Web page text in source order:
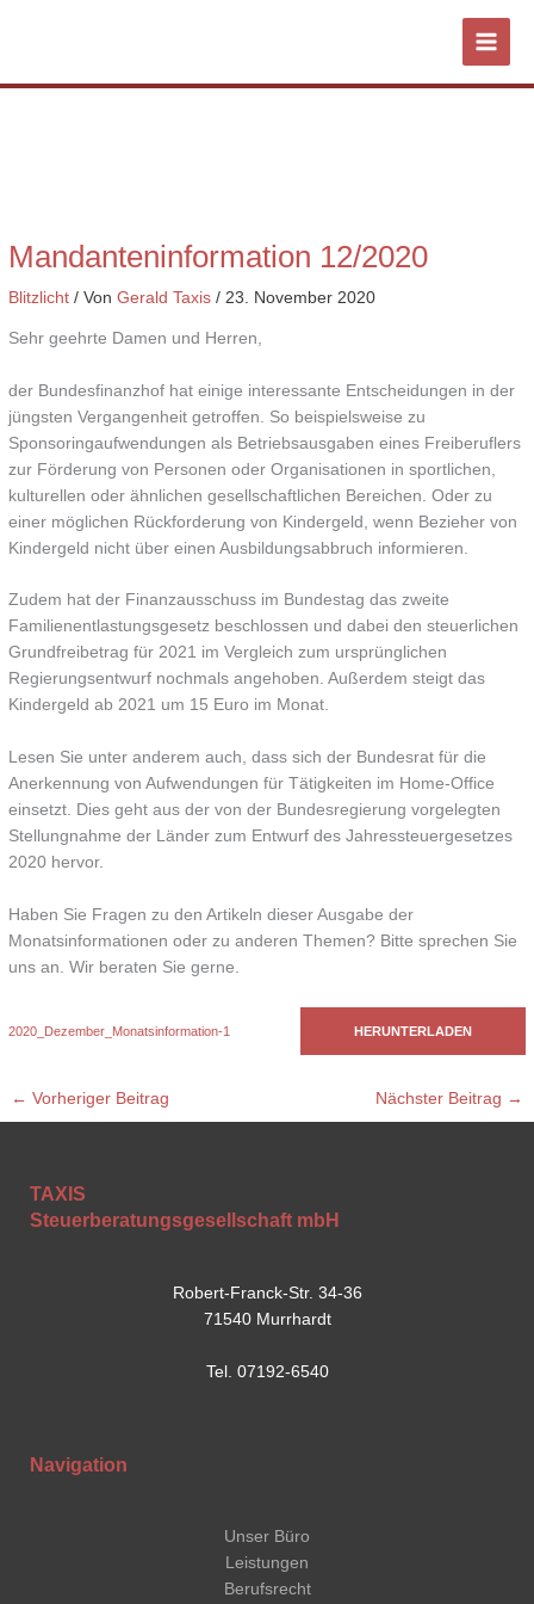
Mandanteninformation 12/2020
Blitzlicht / VonGerald Taxis/23. November 2020
Sehr geehrte Damen und Herren,
der Bundesfinanzhof hat einige interessante Entscheidungen in der
jüngsten Vergangenheit getroffen. So beispielsweise zu
Sponsoringaufwendungen als Betriebsausgaben eines Freiberuflers
zur Förderung von Personen oder Organisationen in sportlichen,
kulturellen oder ähnlichen gesellschaftlichen Bereichen. Oder zu
einer möglichen Rückforderung von Kindergeld, wenn Bezieher von
Kindergeld nicht über einen Ausbildungsabbruch informieren.
Zudem hat der Finanzausschuss im Bundestag das zweite
Familienentlastungsgesetz beschlossen und dabei den steuerlichen
Grundfreibetrag für 2021 im Vergleich zum ursprünglichen
Regierungsentwurf nochmals angehoben. Außerdem steigt das
Kindergeld ab 2021 um 15 Euro im Monat.
Lesen Sie unter anderem auch, dass sich der Bundesrat für die
Anerkennung von Aufwendungen für Tätigkeiten im Home-Office
einsetzt. Dies geht aus der von der Bundesregierung vorgelegten
Stellungnahme der Länder zum Entwurf des Jahressteuergesetzes
2020 hervor.
Haben Sie Fragen zu den Artikeln dieser Ausgabe der
Monatsinformationen oder zu anderen Themen? Bitte sprechen Sie
uns an. Wir beraten Sie gerne.
2020_Dezember_Monatsinformation-1 HERUNTERLADEN
← Vorheriger Beitrag Nächster Beitrag →
TAXIS
Steuerberatungsgesellschaft mbH
Robert-Franck-Str. 34-36
71540 Murrhardt
Tel. 07192-6540
Navigation
Unser Büro
Leistungen
Berufsrecht